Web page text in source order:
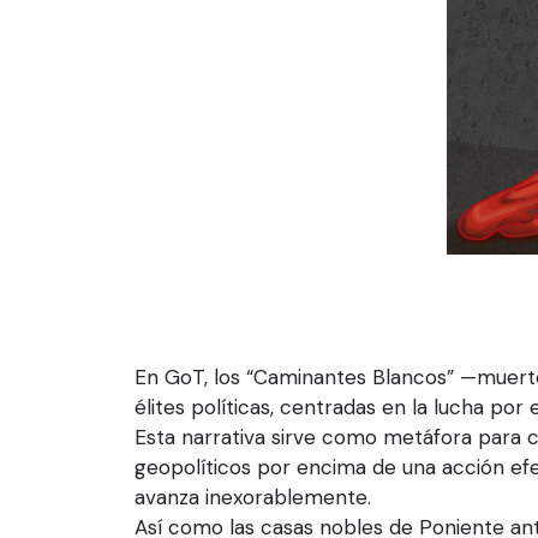
En GoT, los “Caminantes Blancos”
élites políticas, centradas en la lucha por
Esta narrativa sirve como metáfora para
geopolíticos por encima de una acción
avanza inexorablemente.
Así como las casas nobles de Poniente